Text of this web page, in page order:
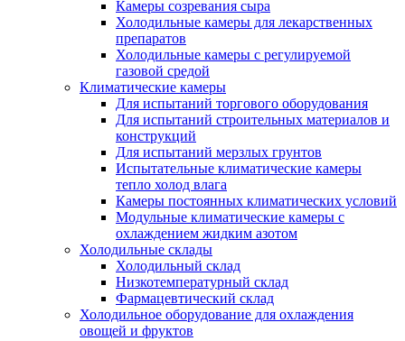
Камеры созревания сыра
Холодильные камеры для лекарственных
препаратов
Холодильные камеры с регулируемой
газовой средой
Климатические камеры
Для испытаний торгового оборудования
Для испытаний строительных материалов и
конструкций
Для испытаний мерзлых грунтов
Испытательные климатические камеры
тепло холод влага
Камеры постоянных климатических условий
Модульные климатические камеры с
охлаждением жидким азотом
Холодильные склады
Холодильный склад
Низкотемпературный склад
Фармацевтический склад
Холодильное оборудование для охлаждения
овощей и фруктов